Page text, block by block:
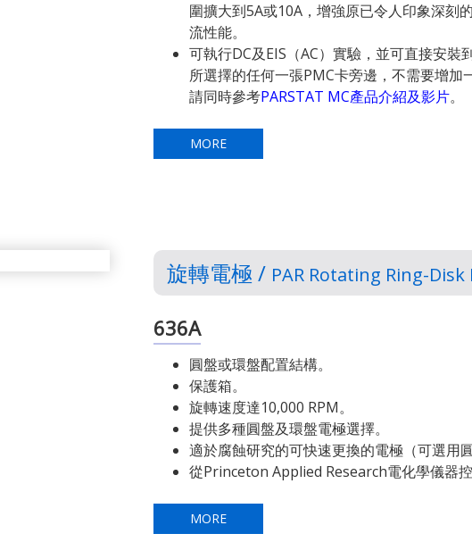
圍擴大到5A或10A，增強原已令人印象深刻
流性能。
可執行DC及EIS（AC）實驗，並可直接安裝
所選擇的任何一張PMC卡旁邊，不需要增加
請同時參考PARSTAT MC產品介紹及影片。
MORE
旋轉電極 / PAR Rotating Ring-Disk
636A
圓盤或環盤配置結構。
保護箱。
旋轉速度達10,000 RPM。
提供多種圓盤及環盤電極選擇。
適於腐蝕研究的可快速更換的電極（可選用
從Princeton Applied Research電化學儀器控
MORE